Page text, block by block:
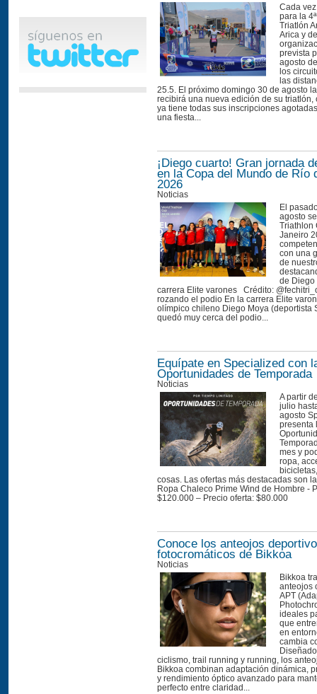
Cada
para la
Triatlón
Arica y
prevista
agosto
los
las
25.5. El próximo domingo 30 de agosto
recibirá una nueva edición de su triatlón,
ya tiene todas sus inscripciones
una fiesta...
¡Diego cuarto! Gran jornada
en la Copa del Mundo de Río
2026
Noticias
El
agosto
Triathlon
Janeiro
con una
de
de Diego
carrera Elite varones Crédito:
rozando el podio En la carrera Elite
olímpico chileno Diego Moya (deportista
quedó muy cerca del podio...
Equípate en Specialized con
Oportunidades de Temporada
Noticias
A partir
julio
agosto
presenta
mes y
ropa,
cosas. Las ofertas más destacadas son
Ropa Chaleco Prime Wind de Hombre -
$120.000 – Precio oferta: $80.000
Conoce los anteojos
fotocromáticos de Bikkoa
Noticias
Bikkoa
anteojos
APT
ideales
que
en
cambia
ciclismo, trail running y running, los
Bikkoa combinan adaptación dinámica,
y rendimiento óptico avanzado para
perfecto entre claridad...